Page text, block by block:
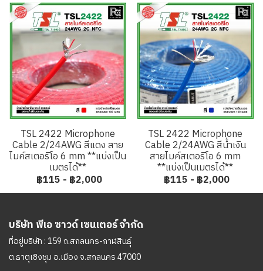
TSL 2422 Microphone
Cable 2/24AWG สีแดง สาย
ไมค์สเตอริโอ 6 mm **แบ่งเป็น
เมตรได้**
฿115 - ฿2,000
TSL 2422 Microphone
Cable 2/24AWG สีน้ำเงิน
สายไมค์สเตอริโอ 6 mm
**แบ่งเป็นเมตรได้**
฿115 - ฿2,000
บริษัท พีเอ ซาวด์ เซนเตอร์ จำกัด
ที่อยู่บริษัท : 159 ถ.สกลนคร-กาฬสินธุ์
ต.ธาตุเชิงชุม อ.เมือง จ.สกลนคร 47000